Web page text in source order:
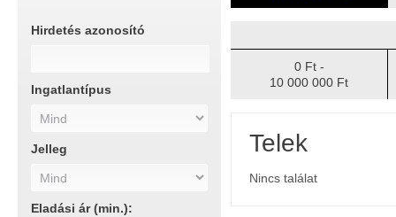
Hirdetés azonosító
Ingatlantípus
Jelleg
Eladási ár (min.):
0 Ft -
10 000 000 Ft
Telek
Nincs találat